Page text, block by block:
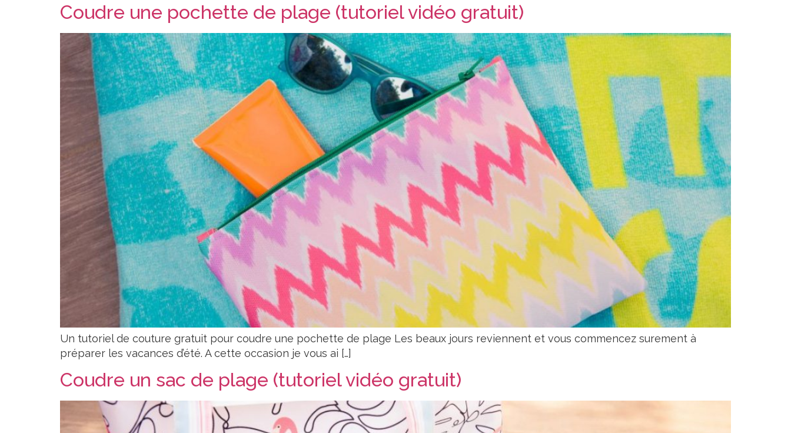
Coudre une pochette de plage (tutoriel vidéo gratuit)
Un tutoriel de couture gratuit pour coudre une pochette de plage Les beaux jours reviennent et vous commencez surement à
préparer les vacances d’été. A cette occasion je vous ai […]
Coudre un sac de plage (tutoriel vidéo gratuit)